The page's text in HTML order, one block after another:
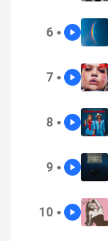
6 ●
7 ●
8 ●
9 ●
10 ●